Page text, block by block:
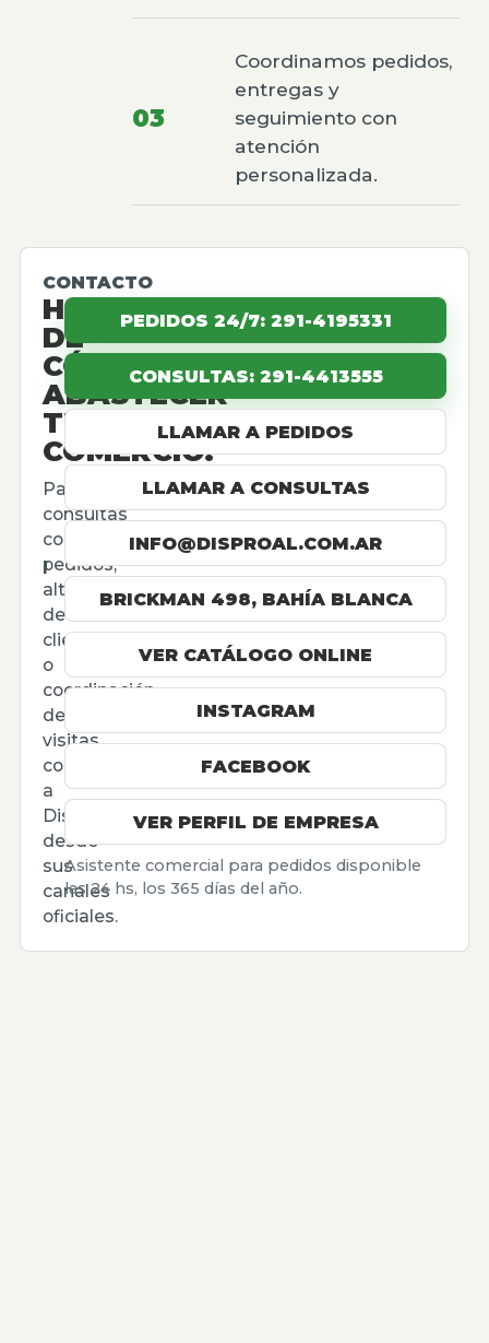
03
Coordinamos pedidos,
entregas y
seguimiento con
atención
personalizada.
CONTACTO
HABLEMOS
DE
CÓMO
ABASTECER
TU
COMERCIO.
Para
consultas
comerciales,
pedidos,
altas
de
cliente
o
coordinación
de
visitas,
contactá
a
Disproal
desde
sus
canales
oficiales.
PEDIDOS 24/7: 291-4195331
CONSULTAS: 291-4413555
LLAMAR A PEDIDOS
LLAMAR A CONSULTAS
INFO@DISPROAL.COM.AR
BRICKMAN 498, BAHÍA BLANCA
VER CATÁLOGO ONLINE
INSTAGRAM
FACEBOOK
VER PERFIL DE EMPRESA
Asistente comercial para pedidos disponible
las 24 hs, los 365 días del año.